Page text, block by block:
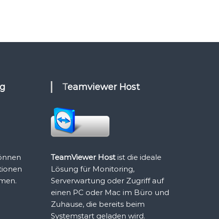
Teamviewer Host
TeamViewer Hostist die ideale
Lösung für Monitoring,
Serverwartung oder Zugriff auf
einen PC oder Mac im Büro und
Zuhause, die bereits beim
Systemstart geladen wird.